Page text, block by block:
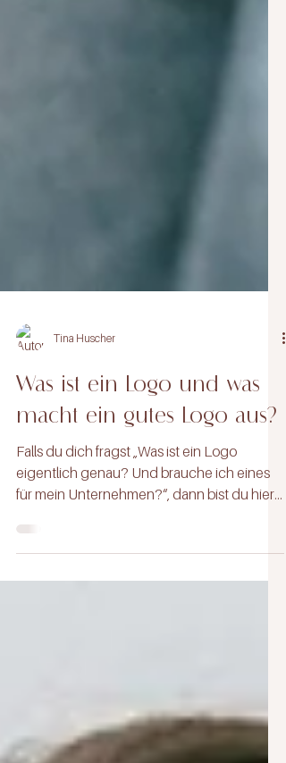
Tina Huscher
Was ist ein Logo und was
macht ein gutes Logo aus?
Falls du dich fragst „Was ist ein Logo
für mein Unternehmen?“, dann bist du hier
genau richtig....